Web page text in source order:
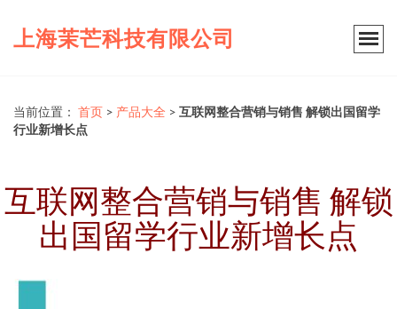
上海茉芒科技有限公司
当前位置： 首页 > 产品大全 > 互联网整合营销与销售 解锁出国留学
行业新增长点
互联网整合营销与销售 解锁
出国留学行业新增长点